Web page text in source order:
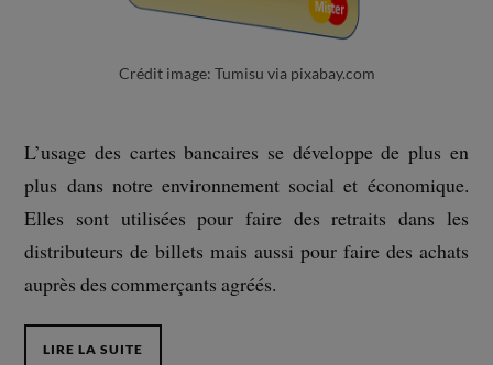
Crédit image: Tumisu via pixabay.com
L’usage des cartes bancaires se développe de plus en
plus dans notre environnement social et économique.
Elles sont utilisées pour faire des retraits dans les
distributeurs de billets mais aussi pour faire des achats
auprès des commerçants agréés.
LIRE LA SUITE